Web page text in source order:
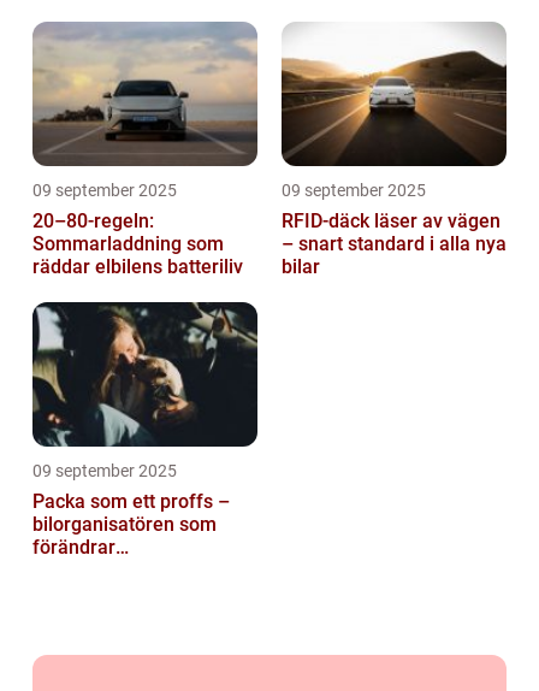
09 september 2025
20–80-regeln:
Sommarladdning som
räddar elbilens batteriliv
09 september 2025
RFID-däck läser av vägen
– snart standard i alla nya
bilar
09 september 2025
Packa som ett proffs –
bilorganisatören som
förändrar